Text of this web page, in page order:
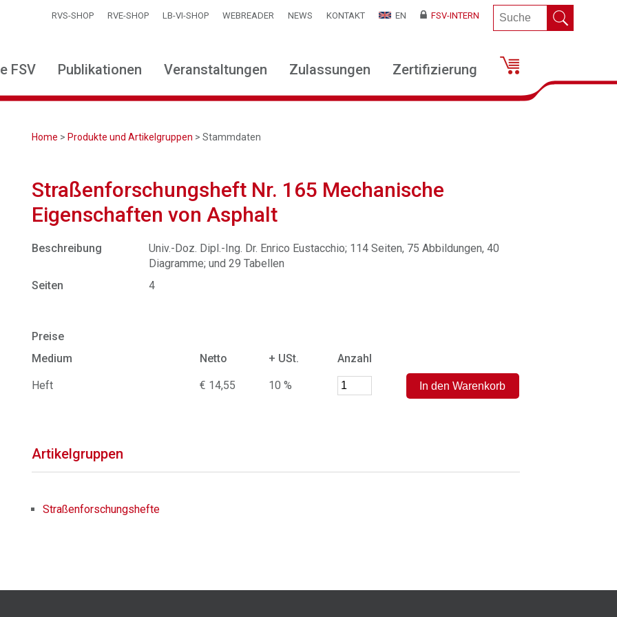
RVS-SHOP RVE-SHOP LB-VI-SHOP WEBREADER NEWS KONTAKT EN FSV-INTERN
FSV Publikationen Veranstaltungen Zulassungen Zertifizierung
Home > Produkte und Artikelgruppen > Stammdaten
Straßenforschungsheft Nr. 165 Mechanische
Eigenschaften von Asphalt
Beschreibung
Univ.-Doz. Dipl.-Ing. Dr. Enrico Eustacchio; 114 Seiten, 75 Abbildungen, 40
Diagramme; und 29 Tabellen
Seiten
4
Preise
Medium
Netto + USt. Anzahl
Heft € 14,55 10 %
Artikelgruppen
Straßenforschungshefte